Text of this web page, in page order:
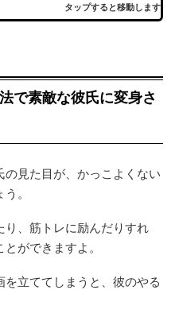
タップすると移動します
で素敵な彼氏に変身さ
見た目が、かっこよくない
。
、筋トレに励んだりすれ
ができますよ。
立ててしまうと、彼のやる